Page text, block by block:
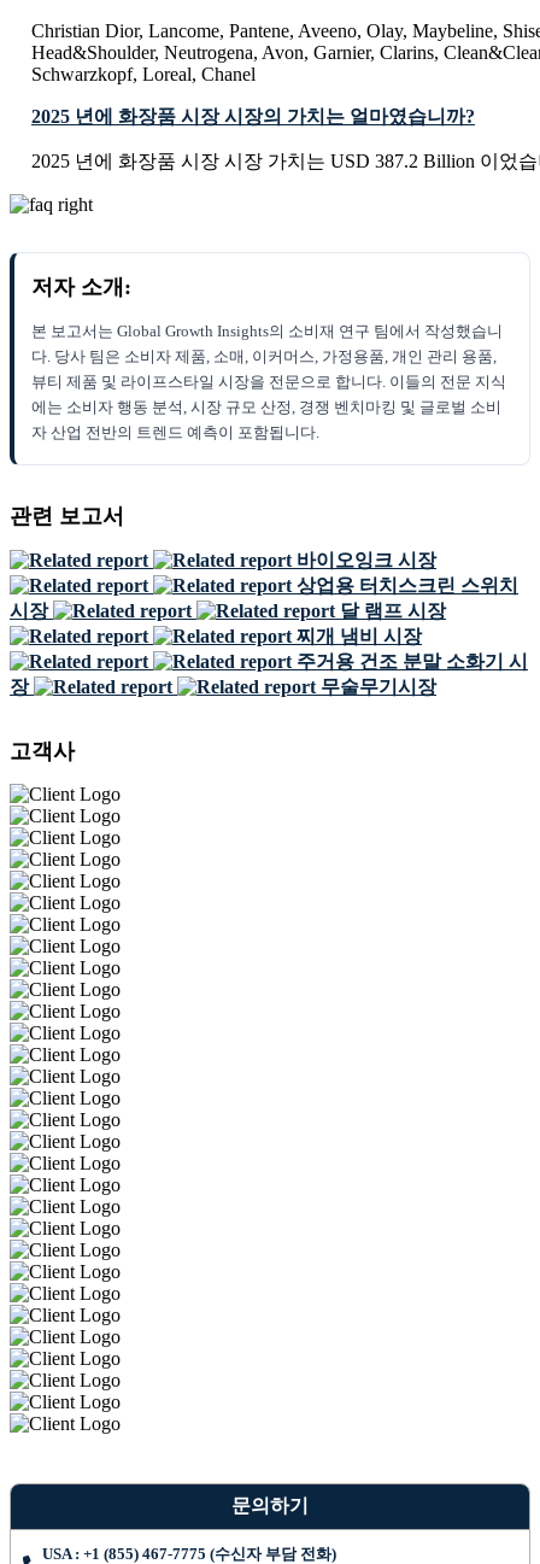
Christian Dior, Lancome, Pantene, Aveeno, Olay, Maybeline,
Head&Shoulder, Neutrogena, Avon, Garnier, Clarins,
Schwarzkopf, Loreal, Chanel
2025 년에 화장품 시장 시장의 가치는 얼마였습니까?
2025 년에 화장품 시장 시장 가치는 USD 387.2 Billion 이었
저자 소개:
본 보고서는 Global Growth Insights의 소비재 연구 팀에서 작성했습니
다. 당사 팀은 소비자 제품, 소매, 이커머스, 가정용품, 개인 관리 용품,
뷰티 제품 및 라이프스타일 시장을 전문으로 합니다. 이들의 전문 지식
에는 소비자 행동 분석, 시장 규모 산정, 경쟁 벤치마킹 및 글로벌 소비
자 산업 전반의 트렌드 예측이 포함됩니다.
관련 보고서
바이오잉크 시장
상업용 터치스크린 스위치
시장
달 램프 시장
찌개 냄비 시장
주거용 건조 분말 소화기 시
장
무술무기시장
고객사
문의하기
USA : +1 (855) 467-7775 (수신자 부담 전화)